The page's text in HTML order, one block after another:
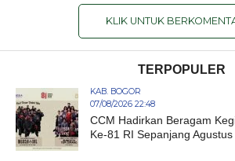
KLIK UNTUK
TERPOPULER
KAB. BOGOR
07/08/2026 22:48
CCM Hadirkan Beragam
Ke-81 RI Sepanjang Agustus